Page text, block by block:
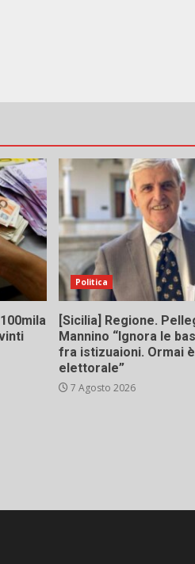
Politica
[Sicilia] Regione.
Mannino “Ignora le
fra istizuaioni. Ormai
elettorale”
7 Agosto 2026